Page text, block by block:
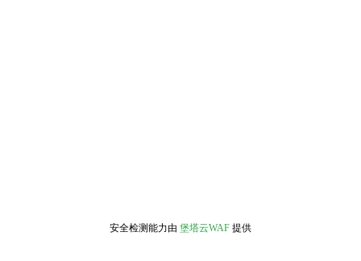
安全检测能力由 堡塔云WAF 提供